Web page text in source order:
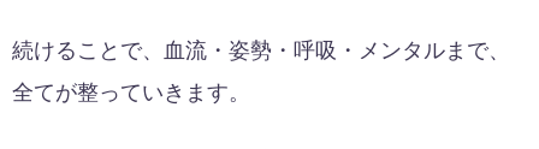
続けることで、血流・姿勢・呼吸・メンタルまで、
全てが整っていきます。